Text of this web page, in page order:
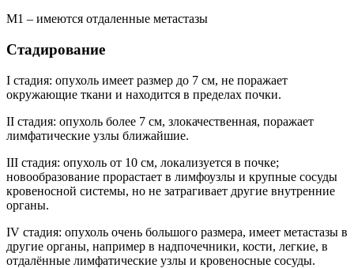
М1 – имеются отдаленные метастазы
Стадирование
I стадия: опухоль имеет размер до 7 см, не поражает
окружающие ткани и находится в пределах почки.
II стадия: опухоль более 7 см, злокачественная, поражает
лимфатические узлы ближайшие.
III стадия: опухоль от 10 см, локализуется в почке;
новообразование прорастает в лимфоузлы и крупные сосуды
кровеносной системы, но не затрагивает другие внутренние
органы.
IV стадия: опухоль очень большого размера, имеет метастазы в
другие органы, например в надпочечники, кости, легкие, в
отдалённые лимфатические узлы и кровеносные сосуды.